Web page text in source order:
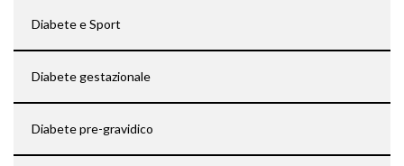
Diabete e Sport
Diabete gestazionale
Diabete pre-gravidico